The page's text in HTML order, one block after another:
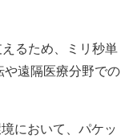
るため、ミリ秒単
遠隔医療分野での
において、パケッ